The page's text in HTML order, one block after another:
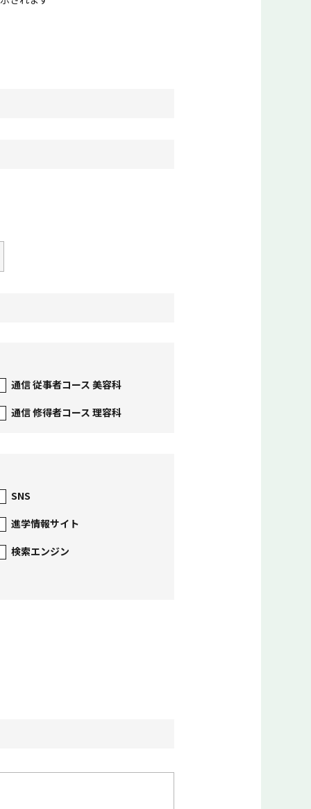
通信 従事者コース 美容科
通信 修得者コース 理容科
SNS
進学情報サイト
検索エンジン